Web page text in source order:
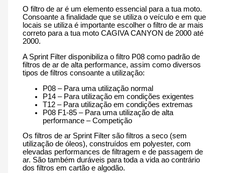
O filtro de ar é um elemento essencial para a tua moto.
Consoante a finalidade que se utiliza o veículo e em que
locais se utiliza é importante escolher o filtro de ar mais
correto para a tua moto CAGIVA CANYON de 2000 até
2000.
A Sprint Filter disponibiliza o filtro P08 como padrão de
filtros de ar de alta performance, assim como diversos
tipos de filtros consoante a utilização:
P08 – Para uma utilização normal
P14 – Para utilização em condições exigentes
T12 – Para utilização em condições extremas
P08 F1-85 – Para uma utilização de alta
performance – Competição
Os filtros de ar Sprint Filter são filtros a seco (sem
utilização de óleos), construídos em polyester, com
elevadas performances de filtragem e de passagem de
ar. São também duráveis para toda a vida ao contrário
dos filtros em cartão e algodão.